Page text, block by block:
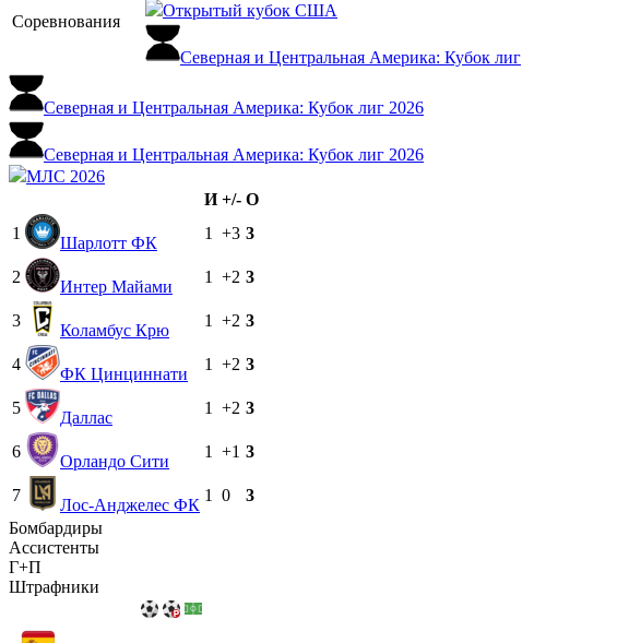
Соревнования
Открытый кубок США
Северная и Центральная Америка: Кубок лиг
Северная и Центральная Америка: Кубок лиг 2026
Северная и Центральная Америка: Кубок лиг 2026
МЛС 2026
И +/- О
1
Шарлотт ФК
1 +3 3
2
Интер Майами
1 +2 3
3
Коламбус Крю
1 +2 3
4
ФК Цинциннати
1 +2 3
5
Даллас
1 +2 3
6
Орландо Сити
1 +1 3
7
Лос-Анджелес ФК
1 0
3
Бомбардиры
Ассистенты
Г+П
Штрафники